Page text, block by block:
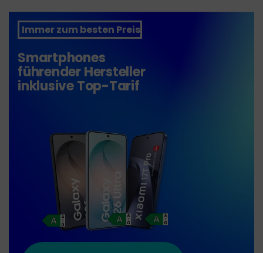
Smartphones
führender Hersteller
inklusive Top-Tarif
Immer zum besten Preis